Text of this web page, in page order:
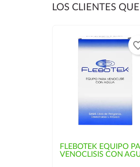
LOS CLIENTES
FLEBOTEK EQUIPO
VENOCLISIS CON